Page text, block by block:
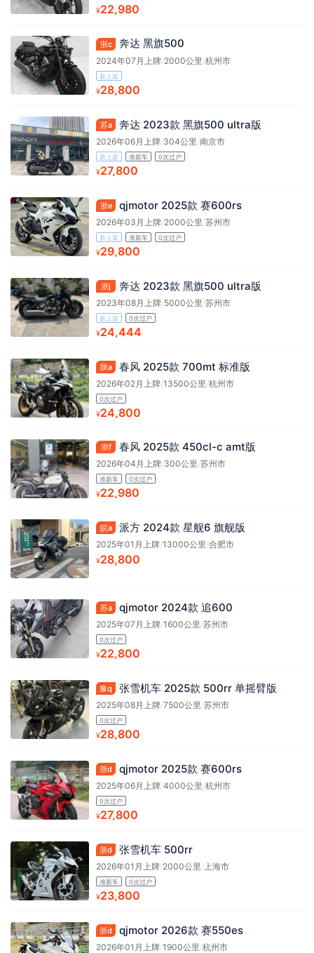
¥22,980
浙c 奔达 黑旗500
2024年07月上牌/2000公里 /杭州市
新上架
¥28,800
苏a 奔达 2023款 黑旗500 ultra版
2026年06月上牌/304公里 /南京市
新上架 准新车 0次过户
¥27,800
浙e qjmotor 2025款 赛600rs
2026年03月上牌/2000公里 /苏州市
新上架 准新车 0次过户
¥29,800
浙j 奔达 2023款 黑旗500 ultra版
2023年08月上牌/5000公里 /苏州市
新上架 0次过户
¥24,444
陕a 春风 2025款 700mt 标准版
2026年02月上牌/13500公里 /杭州市
0次过户
¥24,800
浙f 春风 2025款 450cl-c amt版
2026年04月上牌/300公里/苏州市
准新车 0次过户
¥22,980
皖a 派方 2024款 星舰6 旗舰版
2025年01月上牌/13000公里/合肥市
¥28,800
苏a qjmotor 2024款 追600
2025年07月上牌/1600公里/苏州市
0次过户
¥22,800
豫q 张雪机车 2025款 500rr 单摇臂版
2025年08月上牌/7500公里/苏州市
0次过户
¥28,800
浙d qjmotor 2025款 赛600rs
2025年06月上牌/4000公里/杭州市
0次过户
¥27,800
浙d 张雪机车 500rr
2026年01月上牌/2000公里/上海市
准新车 0次过户
¥23,800
浙d qjmotor 2026款 赛550es
2026年01月上牌/1900公里/杭州市